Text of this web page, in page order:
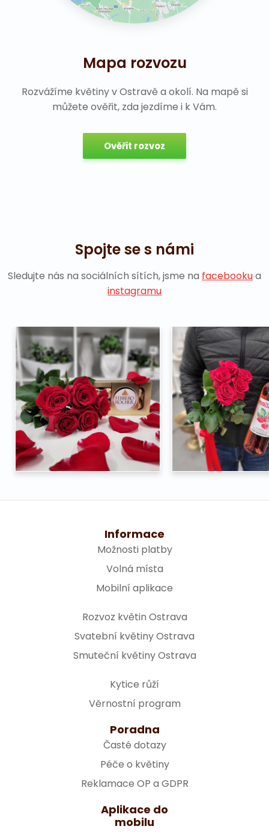
Mapa rozvozu
Rozvážíme květiny v Ostravě a okolí. Na mapě si
můžete ověřit, zda jezdíme i k Vám.
Ověřit rozvoz
Spojte se s námi
Sledujte nás na sociálních sítích, jsme na facebookua
instagramu
Informace
Možnosti platby
Volná místa
Mobilní aplikace
Rozvoz květin Ostrava
Svatební květiny Ostrava
Smuteční květiny Ostrava
Kytice růží
Věrnostní program
Poradna
Časté dotazy
Péče o květiny
Reklamace OP a GDPR
Aplikace do
mobilu